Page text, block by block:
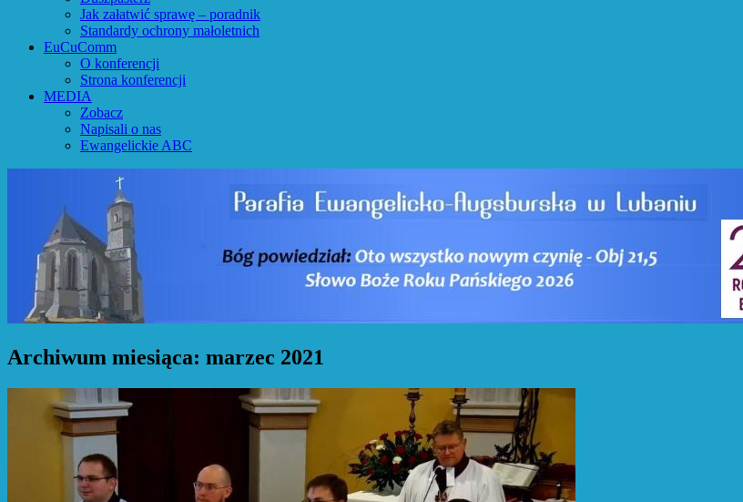
Jak załatwić sprawę – poradnik
Standardy ochrony małoletnich
EuCuComm
O konferencji
Strona konferencji
MEDIA
Zobacz
Napisali o nas
Ewangelickie ABC
Archiwum miesiąca: marzec 2021